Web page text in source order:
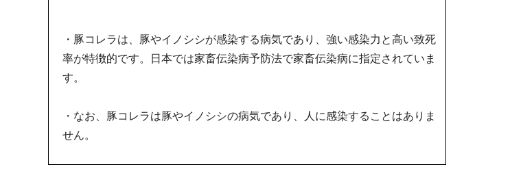
・豚コレラは、豚やイノシシが感染する病気であり、強い感染力と高い致死
率が特徴的です。日本では家畜伝染病予防法で家畜伝染病に指定されていま
す。
・なお、豚コレラは豚やイノシシの病気であり、人に感染することはありま
せん。